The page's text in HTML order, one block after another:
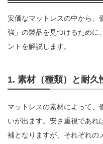
安価なマットレスの中から、
強」の製品を見つけるために
ントを解説します。
1. 素材（種類）と耐久
マットレスの素材によって、
いが出ます。安さ重視であれ
補となりますが、それぞれの